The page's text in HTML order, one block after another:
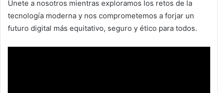
Únete a nosotros mientras exploramos los retos de la
tecnología moderna y nos comprometemos a forjar un
futuro digital más equitativo, seguro y ético para todos.